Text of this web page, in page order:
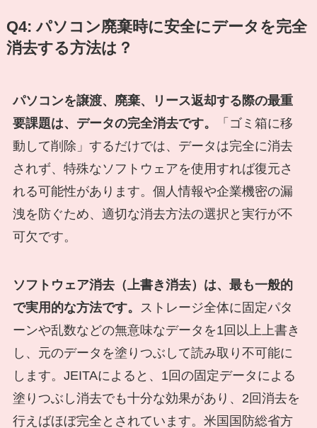
Q4: パソコン廃棄時に安全にデータを完全
消去する方法は？
パソコンを譲渡、廃棄、リース返却する際の最重
要課題は、データの完全消去です。
「ゴミ箱に移
動して削除」するだけでは、データは完全に消去
されず、特殊なソフトウェアを使用すれば復元さ
れる可能性があります。個人情報や企業機密の漏
洩を防ぐため、適切な消去方法の選択と実行が不
可欠です。
ソフトウェア消去（上書き消去）は、最も一般的
で実用的な方法です。
ストレージ全体に固定パタ
ーンや乱数などの無意味なデータを1回以上上書き
し、元のデータを塗りつぶして読み取り不可能に
します。JEITAによると、1回の固定データによる
塗りつぶし消去でも十分な効果があり、2回消去を
行えばほぼ完全とされています。米国国防総省方